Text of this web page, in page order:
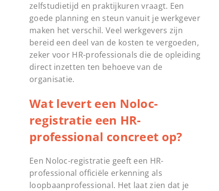
zelfstudietijd en praktijkuren vraagt. Een
goede planning en steun vanuit je werkgever
maken het verschil. Veel werkgevers zijn
bereid een deel van de kosten te vergoeden,
zeker voor HR-professionals die de opleiding
direct inzetten ten behoeve van de
organisatie.
Wat levert een Noloc-
registratie een HR-
professional concreet op?
Een Noloc-registratie geeft een HR-
professional officiële erkenning als
loopbaanprofessional. Het laat zien dat je